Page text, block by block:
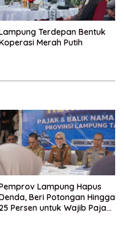
Terdepan Bentuk
Merah Putih
Lampung Hapus
Beri Potongan Hingga
25 Persen untuk Wajib Pajak